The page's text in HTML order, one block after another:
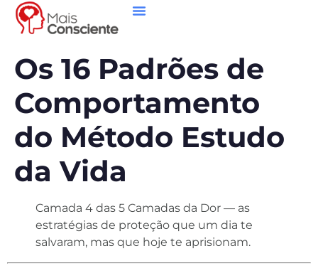
Os 16 Padrões de
Comportamento
do Método Estudo
da Vida
Camada 4 das 5 Camadas da Dor — as
estratégias de proteção que um dia te
salvaram, mas que hoje te aprisionam.